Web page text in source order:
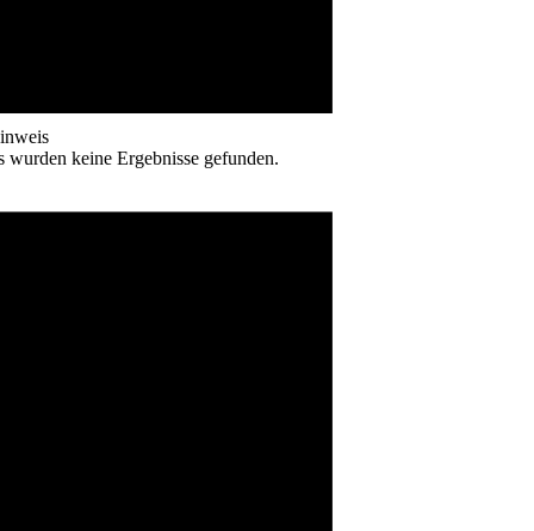
wurden keine Ergebnisse gefunden.